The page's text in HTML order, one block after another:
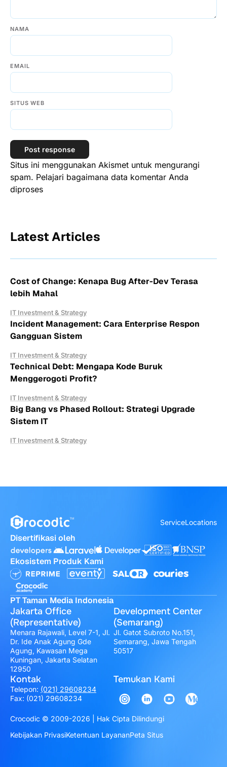
NAMA
EMAIL
SITUS WEB
Situs ini menggunakan Akismet untuk mengurangi
spam. Pelajari bagaimana data komentar Anda
diproses
Latest Articles
Cost of Change: Kenapa Bug After-Dev Terasa
lebih Mahal
IT Investment & Strategy
Incident Management: Cara Enterprise Respon
Gangguan Sistem
IT Investment & Strategy
Technical Debt: Mengapa Kode Buruk
Menggerogoti Profit?
IT Investment & Strategy
Big Bang vs Phased Rollout: Strategi Upgrade
Sistem IT
IT Investment & Strategy
ServiceLocations
Disertifikasi oleh
Ekosistem Produk Kami
PT Taman Media Indonesia
Jakarta Office
(Representative)
Menara Rajawali, Level 7-1, Jl.
Dr. Ide Anak Agung Gde
Agung, Kawasan Mega
Kuningan, Jakarta Selatan
12950
Development Center
(Semarang)
Jl. Gatot Subroto No.151,
Semarang, Jawa Tengah
50517
Kontak
Telepon: (021) 29608234
Fax: (021) 29608234
Temukan Kami
Crocodic © 2009-2026 | Hak Cipta Dilindungi
Kebijakan PrivasiKetentuan LayananPeta Situs